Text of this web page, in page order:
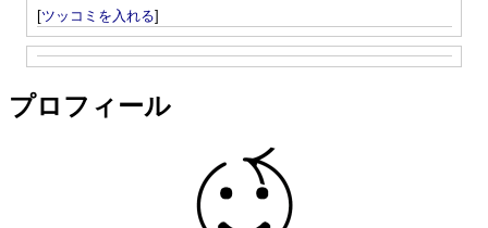
[ツッコミを入れる]
プロフィール